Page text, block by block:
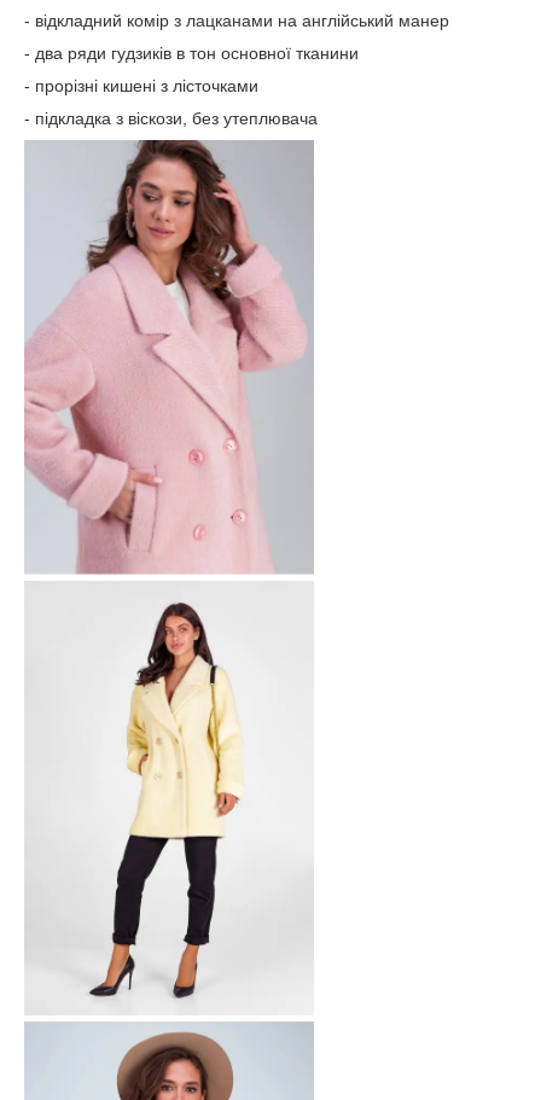
- відкладний комір з лацканами на англійський манер
- два ряди гудзиків в тон основної тканини
- прорізні кишені з лісточками
- підкладка з віскози, без утеплювача